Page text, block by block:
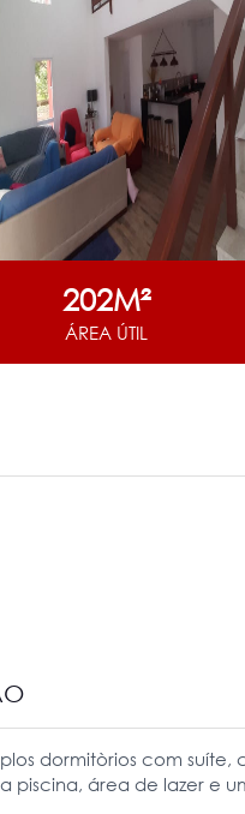
202M²
ÁREA ÚTIL
dormitòrios com
área de lazer e